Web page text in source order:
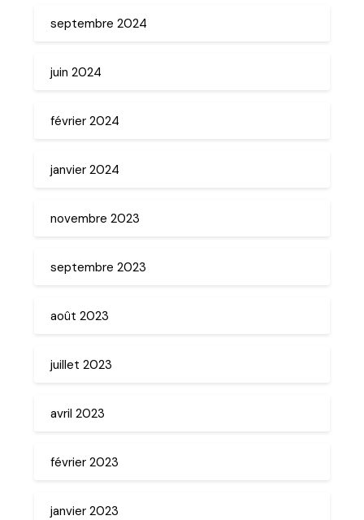
septembre 2024
juin 2024
février 2024
janvier 2024
novembre 2023
septembre 2023
août 2023
juillet 2023
avril 2023
février 2023
janvier 2023